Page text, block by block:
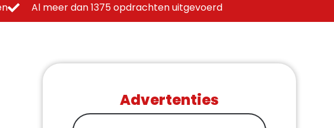
Al meer dan 1375 opdrachten uitgevoerd
Advertenties